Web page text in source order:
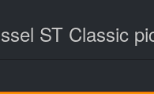
ST Classic